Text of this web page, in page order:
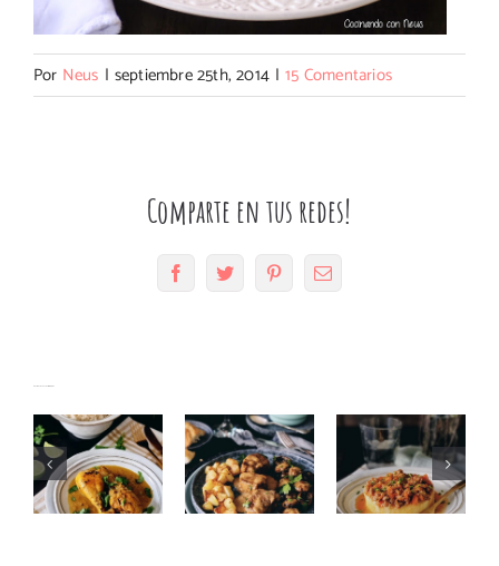
Por Neus | septiembre 25th, 2014 | 15 Comentarios
Comparte en tus redes!
FacebookTwitter PinterestCorreo
electrónico
de pollo
con coco
con
gorgonzola
al Pedro
butifarra
con puré